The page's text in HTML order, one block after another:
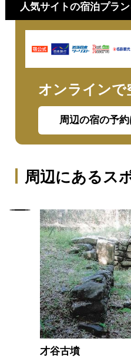
人気サイトの宿泊プラ
オンラインで
周辺の宿の予
周辺にあるス
才谷古墳